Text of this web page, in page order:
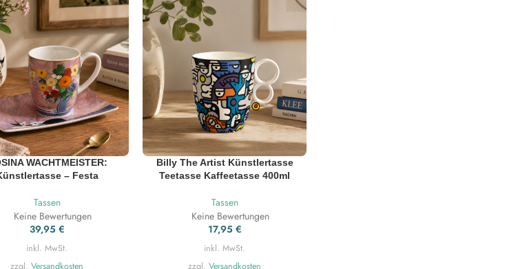
WACHTMEISTER:
– Festa
Tassen
Keine Bewertungen
39,95 €
inkl. MwSt.
zzgl. Versandkosten
Billy The Artist Künstlertasse
Teetasse Kaffeetasse 400ml
Tassen
Keine Bewertungen
17,95 €
inkl. MwSt.
zzgl. Versandkosten